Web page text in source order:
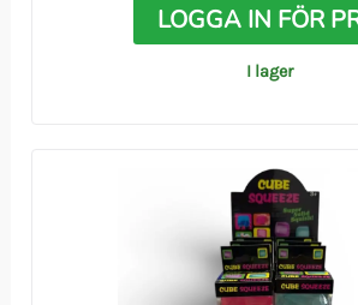
LOGGA IN FÖR
I lager